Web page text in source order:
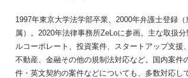
1997年東京大学法学部卒業、2000年弁護士登録
属）。2020年法律事務所ZeLoに参画。主な取扱
ルコーポレート、投資案件、スタートアップ支援
不動産、金融その他の規制法対応など。国内案件
件・英文契約の案件などについても、多数対応し